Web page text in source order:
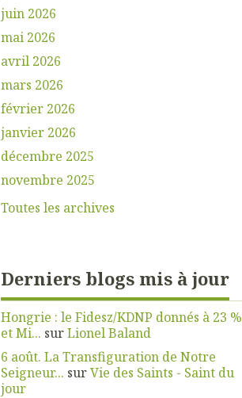
juin 2026
mai 2026
avril 2026
mars 2026
février 2026
janvier 2026
décembre 2025
novembre 2025
Toutes les archives
Derniers blogs mis à jour
Hongrie : le Fidesz/KDNP donnés à 23 %
et Mi... surLionel Baland
6 août. La Transfiguration de Notre
Seigneur... surVie des Saints - Saint du
jour